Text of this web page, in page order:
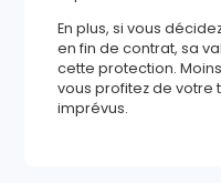
En plus, si vous
en fin de contrat, sa
cette protection.
vous profitez de votre
imprévus.